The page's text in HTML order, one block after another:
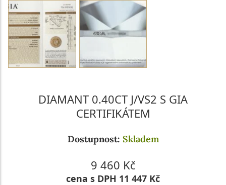
DIAMANT 0.40CT J/VS2 S GIA
CERTIFIKÁTEM
Dostupnost: Skladem
9 460 Kč
cena s DPH 11 447 Kč